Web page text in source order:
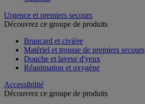
Urgence et premiers secours
Découvrez ce groupe de produits
Brancard et civière
Matériel et trousse de premiers secours
Douche et laveur d'yeux
Réanimation et oxygène
Accessibilité
Découvrez ce groupe de produits